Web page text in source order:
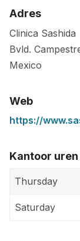
Adres
Clinica Sashida
Bvld.
Mexico
Web
https://
Kantoor uren
Thursday
Saturday